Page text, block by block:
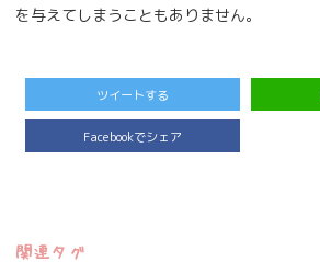
を与えてしまうこともありません。
ツイートする
Facebookでシェア
関連タグ